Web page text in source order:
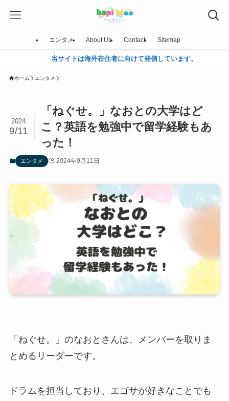
エンタメ About Us Contact Sitemap
イトは海外在住者に向けて発信しています。
ホーム エンタメ
「ねぐせ。」なおとの大学はど
こ？英語を勉強中で留学経験もあ
った！
2024
9/11
エンタメ 2024年9月11日
「ねぐせ。」のなおとさんは、メンバーを取りま
とめるリーダーです。
ドラムを担当しており、エゴサが好きなことでも